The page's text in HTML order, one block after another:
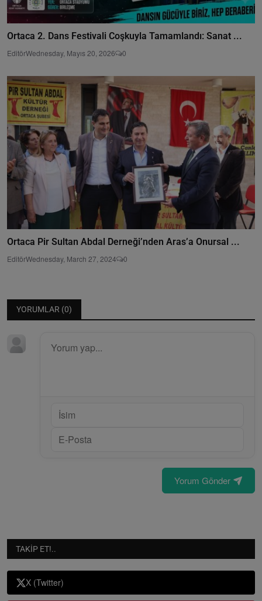
Ortaca 2. Dans Festivali Coşkuyla Tamamlandı: Sanat ...
EditörWednesday, Mayıs 20, 2026 0
Ortaca Pir Sultan Abdal Derneği’nden Aras’a Onursal ...
EditörWednesday, March 27, 2024 0
YORUMLAR (0)
Yorum Gönder
TAKIP ET!..
X (Twitter)